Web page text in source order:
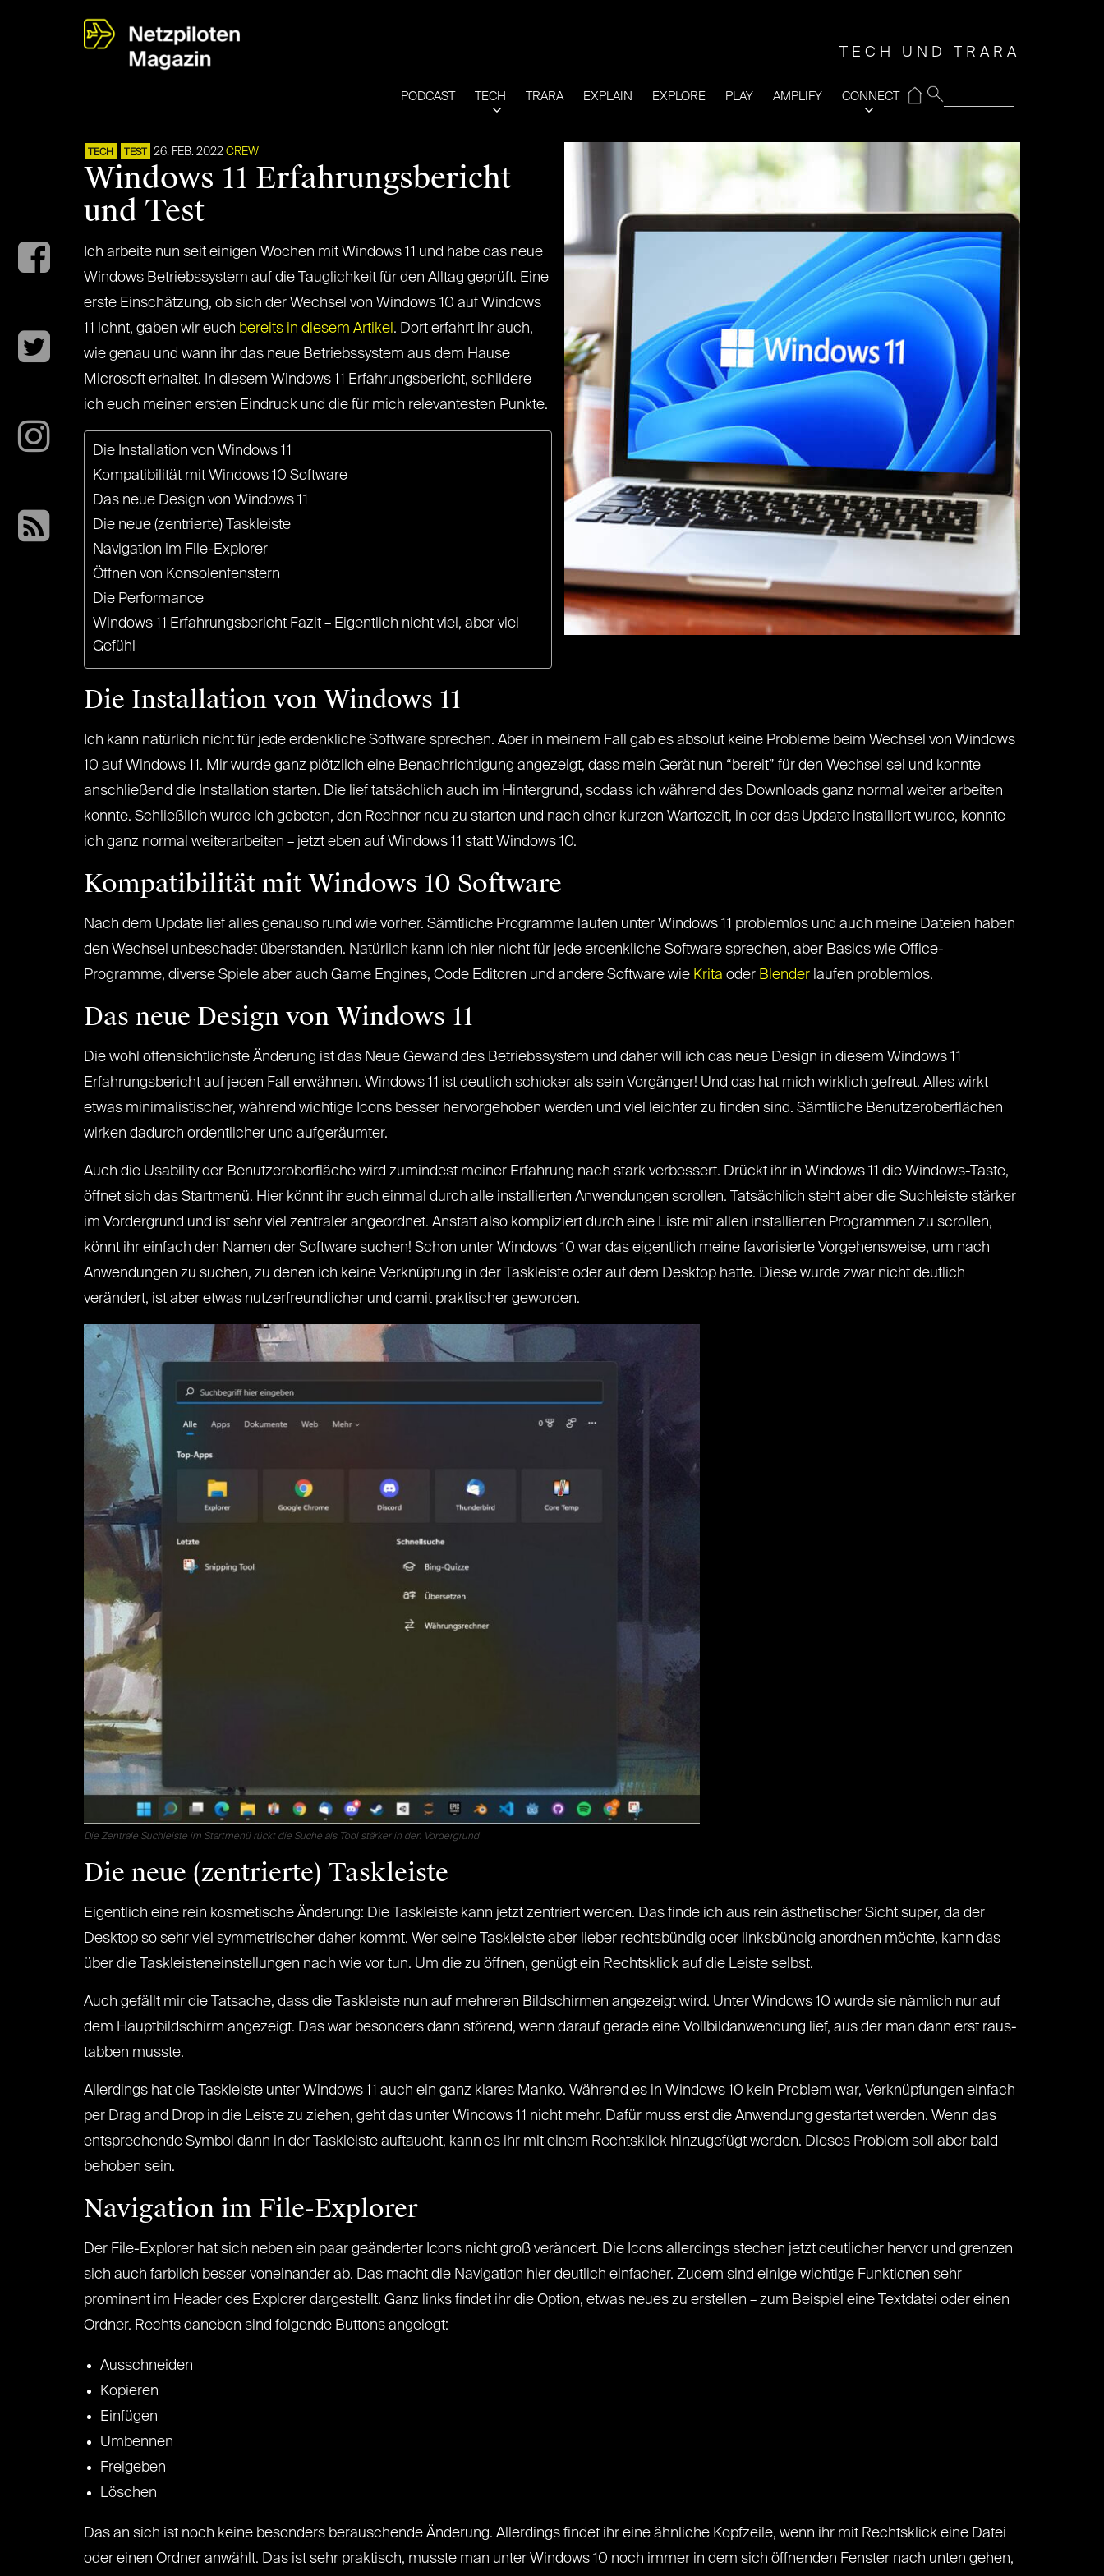
TECH UND TRARA
PODCAST TECH TRARA EXPLAIN EXPLORE PLAY AMPLIFY CONNECT
⌂
TECH TEST 26. FEB. 2022 CREW
Windows 11 Erfahrungsbericht
und Test
Ich arbeite nun seit einigen Wochen mit Windows 11 und habe das neue
Windows Betriebssystem auf die Tauglichkeit für den Alltag geprüft. Eine
erste Einschätzung, ob sich der Wechsel von Windows 10 auf Windows
11 lohnt, gaben wir euch bereits in diesem Artikel . Dort erfahrt ihr auch,
wie genau und wann ihr das neue Betriebssystem aus dem Hause
Microsoft erhaltet. In diesem Windows 11 Erfahrungsbericht, schildere
ich euch meinen ersten Eindruck und die für mich relevantesten Punkte.
Die Installation von Windows 11
Kompatibilität mit Windows 10 Software
Das neue Design von Windows 11
Die neue (zentrierte) Taskleiste
Navigation im File-Explorer
Öffnen von Konsolenfenstern
Die Performance
Windows 11 Erfahrungsbericht Fazit – Eigentlich nicht viel, aber viel
Gefühl
Die Installation von Windows 11
Ich kann natürlich nicht für jede erdenkliche Software sprechen. Aber in meinem Fall gab es absolut keine Probleme beim Wechsel von Windows
10 auf Windows 11. Mir wurde ganz plötzlich eine Benachrichtigung angezeigt, dass mein Gerät nun “bereit” für den Wechsel sei und konnte
anschließend die Installation starten. Die lief tatsächlich auch im Hintergrund, sodass ich während des Downloads ganz normal weiter arbeiten
konnte. Schließlich wurde ich gebeten, den Rechner neu zu starten und nach einer kurzen Wartezeit, in der das Update installiert wurde, konnte
ich ganz normal weiterarbeiten – jetzt eben auf Windows 11 statt Windows 10.
Kompatibilität mit Windows 10 Software
Nach dem Update lief alles genauso rund wie vorher. Sämtliche Programme laufen unter Windows 11 problemlos und auch meine Dateien haben
den Wechsel unbeschadet überstanden. Natürlich kann ich hier nicht für jede erdenkliche Software sprechen, aber Basics wie Office-
Programme, diverse Spiele aber auch Game Engines, Code Editoren und andere Software wie Krita oder Blender laufen problemlos.
Das neue Design von Windows 11
Die wohl offensichtlichste Änderung ist das Neue Gewand des Betriebssystem und daher will ich das neue Design in diesem Windows 11
Erfahrungsbericht auf jeden Fall erwähnen. Windows 11 ist deutlich schicker als sein Vorgänger! Und das hat mich wirklich gefreut. Alles wirkt
etwas minimalistischer, während wichtige Icons besser hervorgehoben werden und viel leichter zu finden sind. Sämtliche Benutzeroberflächen
wirken dadurch ordentlicher und aufgeräumter.
Auch die Usability der Benutzeroberfläche wird zumindest meiner Erfahrung nach stark verbessert. Drückt ihr in Windows 11 die Windows-Taste,
öffnet sich das Startmenü. Hier könnt ihr euch einmal durch alle installierten Anwendungen scrollen. Tatsächlich steht aber die Suchleiste stärker
im Vordergrund und ist sehr viel zentraler angeordnet. Anstatt also kompliziert durch eine Liste mit allen installierten Programmen zu scrollen,
könnt ihr einfach den Namen der Software suchen! Schon unter Windows 10 war das eigentlich meine favorisierte Vorgehensweise, um nach
Anwendungen zu suchen, zu denen ich keine Verknüpfung in der Taskleiste oder auf dem Desktop hatte. Diese wurde zwar nicht deutlich
verändert, ist aber etwas nutzerfreundlicher und damit praktischer geworden.
Die Zentrale Suchleiste im Startmenü rückt die Suche als Tool stärker in den Vordergrund
Die neue (zentrierte) Taskleiste
Eigentlich eine rein kosmetische Änderung: Die Taskleiste kann jetzt zentriert werden. Das finde ich aus rein ästhetischer Sicht super, da der
Desktop so sehr viel symmetrischer daher kommt. Wer seine Taskleiste aber lieber rechtsbündig oder linksbündig anordnen möchte, kann das
über die Taskleisteneinstellungen nach wie vor tun. Um die zu öffnen, genügt ein Rechtsklick auf die Leiste selbst.
Auch gefällt mir die Tatsache, dass die Taskleiste nun auf mehreren Bildschirmen angezeigt wird. Unter Windows 10 wurde sie nämlich nur auf
dem Hauptbildschirm angezeigt. Das war besonders dann störend, wenn darauf gerade eine Vollbildanwendung lief, aus der man dann erst raus-
tabben musste.
Allerdings hat die Taskleiste unter Windows 11 auch ein ganz klares Manko. Während es in Windows 10 kein Problem war, Verknüpfungen einfach
per Drag and Drop in die Leiste zu ziehen, geht das unter Windows 11 nicht mehr. Dafür muss erst die Anwendung gestartet werden. Wenn das
entsprechende Symbol dann in der Taskleiste auftaucht, kann es ihr mit einem Rechtsklick hinzugefügt werden. Dieses Problem soll aber bald
behoben sein.
Navigation im File-Explorer
Der File-Explorer hat sich neben ein paar geänderter Icons nicht groß verändert. Die Icons allerdings stechen jetzt deutlicher hervor und grenzen
sich auch farblich besser voneinander ab. Das macht die Navigation hier deutlich einfacher. Zudem sind einige wichtige Funktionen sehr
prominent im Header des Explorer dargestellt. Ganz links findet ihr die Option, etwas neues zu erstellen – zum Beispiel eine Textdatei oder einen
Ordner. Rechts daneben sind folgende Buttons angelegt:
Ausschneiden
Kopieren
Einfügen
Umbennen
Freigeben
Löschen
Das an sich ist noch keine besonders berauschende Änderung. Allerdings findet ihr eine ähnliche Kopfzeile, wenn ihr mit Rechtsklick eine Datei
oder einen Ordner anwählt. Das ist sehr praktisch, musste man unter Windows 10 noch immer in dem sich öffnenden Fenster nach unten gehen,